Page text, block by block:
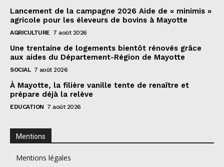
Lancement de la campagne 2026 Aide de « minimis »
agricole pour les éleveurs de bovins à Mayotte
AGRICULTURE 7 août 2026
Une trentaine de logements bientôt rénovés grâce
aux aides du Département-Région de Mayotte
SOCIAL 7 août 2026
À Mayotte, la filière vanille tente de renaître et
prépare déjà la relève
EDUCATION 7 août 2026
Mentions
Mentions légales